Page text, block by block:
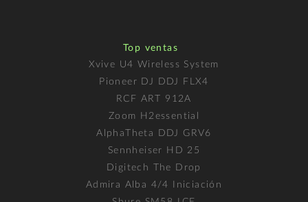
Top ventas
Xvive U4 Wireless System
Pioneer DJ DDJ FLX4
RCF ART 912A
Zoom H2essential
AlphaTheta DDJ GRV6
Sennheiser HD 25
Digitech The Drop
Admira Alba 4/4 Iniciación